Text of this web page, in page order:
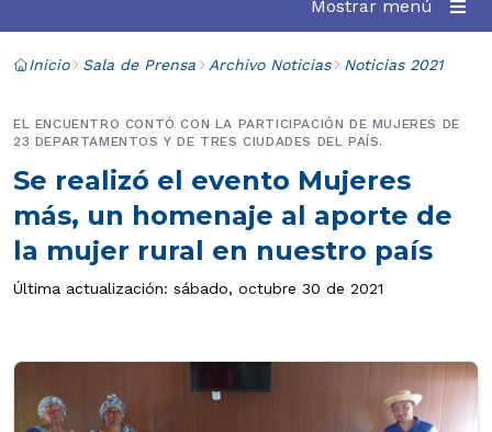
Mostrar menú
Inicio Sala de Prensa Archivo Noticias Noticias 2021
Se realizó el evento Mujeres
más, un homenaje al aporte de
la mujer rural en nuestro país
EL ENCUENTRO CONTÓ CON LA PARTICIPACIÓN DE MUJERES DE
23 DEPARTAMENTOS Y DE TRES CIUDADES DEL PAÍS.
Última actualización: sábado, octubre 30 de 2021